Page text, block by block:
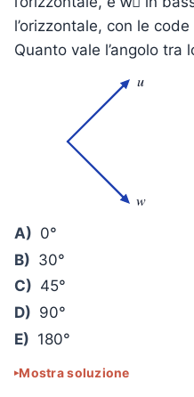
l’orizzontale, con le
Quanto vale l’angolo tra
u
w
A) 0°
B) 30°
C) 45°
D) 90°
E) 180°
Mostra soluzione